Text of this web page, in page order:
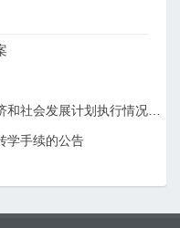
学手续的公告